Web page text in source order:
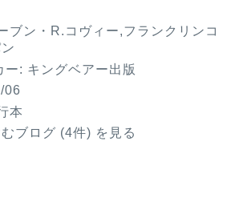
ブン・R.コヴィー,フランクリンコ
ー: キングベアー出版
06
本
ブログ (4件) を見る